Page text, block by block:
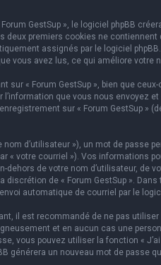
GestSup », le logiciel phpBB
premiers cookies ne contiennent
assignés par le logiciel
vous avez lus, ce qui améliore votre
« Forum GestSup », bien que
que vous nous envoyez
sur « Forum GestSup »
d’utilisateur »), un mot de passe
votre courriel »). Vos informations
de votre nom d’utilisateur, de
discrétion de « Forum GestSup ».
automatique de courriel par le
il est recommandé de ne pas
et en aucun cas une
vous pouvez utiliser la fonction «
générera un nouveau mot de passe